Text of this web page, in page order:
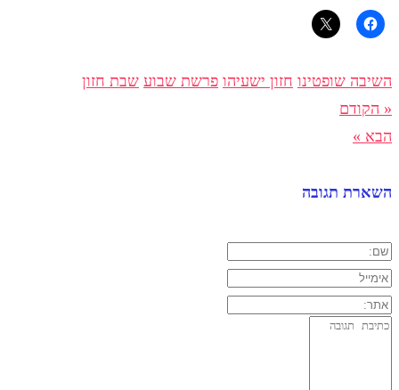
השיבה שופטינו חזון ישעיהו פרשת שבוע שבת חזון
« הקודם
הבא »
השארת תגובה